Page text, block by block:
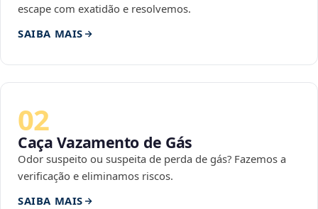
escape com exatidão e resolvemos.
SAIBA MAIS
02
Caça Vazamento de Gás
Odor suspeito ou suspeita de perda de gás? Fazemos a
verificação e eliminamos riscos.
SAIBA MAIS